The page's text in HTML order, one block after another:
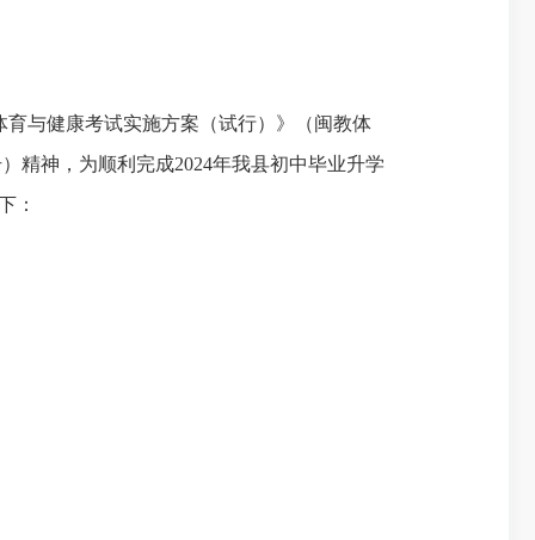
育与健康考试实施方案（试行）》（闽教体
精神，为顺利完成2024年我县初中毕业升学
：